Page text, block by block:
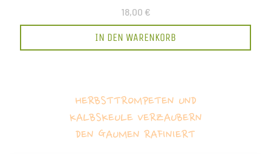
18,00 €
IN DEN WARENKORB
HERBSTTROMPETEN UND
KALBSKEULE VERZAUBERN
DEN GAUMEN RAFINIERT